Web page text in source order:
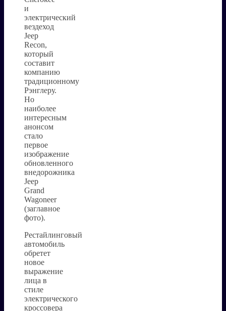
и
электрический
вездеход
Jeep
Recon,
который
составит
компанию
традиционному
Рэнглеру.
Но
наиболее
интересным
анонсом
стало
первое
изображение
обновленного
внедорожника
Jeep
Grand
Wagoneer
(заглавное
фото).
Рестайлинговый
автомобиль
обретет
новое
выражение
лица в
стиле
электрического
кроссовера